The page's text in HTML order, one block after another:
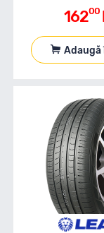
16200
Adaugă